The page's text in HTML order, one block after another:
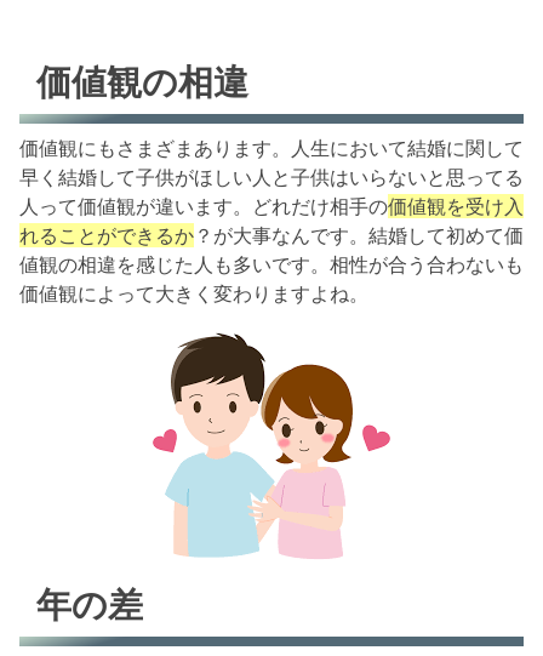
価値観の相違
価値観にもさまざまあります。人生において結婚に関して
早く結婚して子供がほしい人と子供はいらないと思ってる
人って価値観が違います。どれだけ相手の価値観を受け入
れることができるか ？が大事なんです。結婚して初めて価
値観の相違を感じた人も多いです。相性が合う合わないも
価値観によって大きく変わりますよね。
年の差